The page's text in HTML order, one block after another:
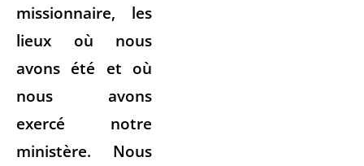
missionnaire, les
lieux où nous
avons été et où
nous avons
exercé notre
ministère. Nous